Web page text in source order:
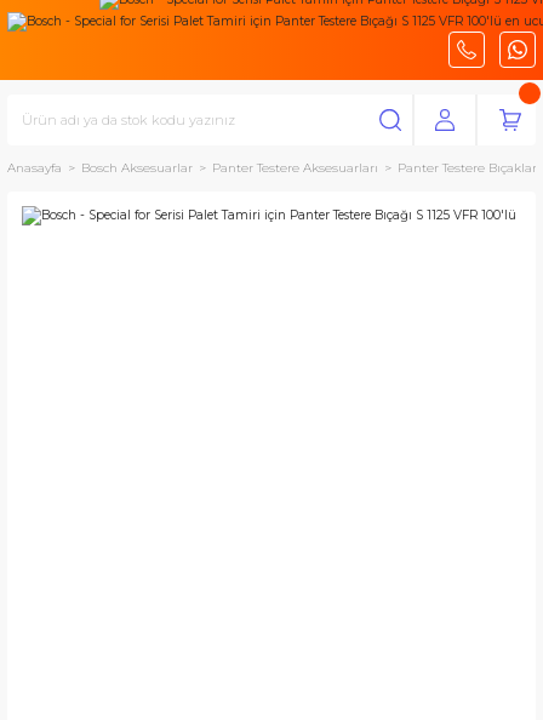
Anasayfa Bosch Aksesuarlar Panter Testere Aksesuarları Panter Testere Bıçakları